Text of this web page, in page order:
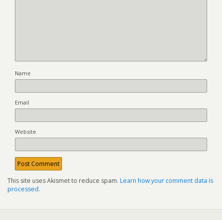
Name
Email
Website
This site uses Akismet to reduce spam. Learn how your comment data is
processed.